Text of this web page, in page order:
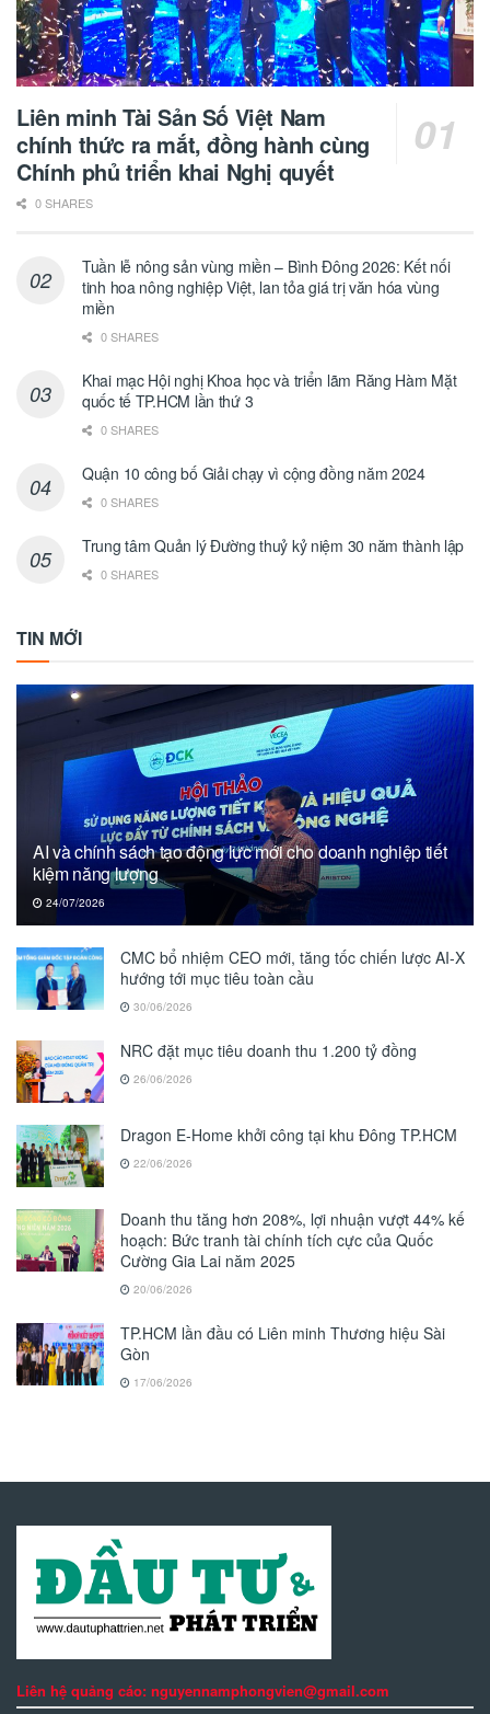
Liên minh Tài Sản Số Việt Nam
chính thức ra mắt, đồng hành cùng
Chính phủ triển khai Nghị quyết
0 SHARES
Tuần lễ nông sản vùng miền – Bình Đông 2026: Kết nối
tinh hoa nông nghiệp Việt, lan tỏa giá trị văn hóa vùng
miền
0 SHARES
Khai mạc Hội nghị Khoa học và triển lãm Răng Hàm Mặt
quốc tế TP.HCM lần thứ 3
0 SHARES
Quận 10 công bố Giải chạy vì cộng đồng năm 2024
0 SHARES
Trung tâm Quản lý Đường thuỷ kỷ niệm 30 năm thành lập
0 SHARES
TIN MỚI
AI và chính sách tạo động lực mới cho doanh nghiệp tiết
kiệm năng lượng
24/07/2026
CMC bổ nhiệm CEO mới, tăng tốc chiến lược AI-X
hướng tới mục tiêu toàn cầu
30/06/2026
NRC đặt mục tiêu doanh thu 1.200 tỷ đồng
26/06/2026
Dragon E-Home khởi công tại khu Đông TP.HCM
22/06/2026
Doanh thu tăng hơn 208%, lợi nhuận vượt 44% kế
hoạch: Bức tranh tài chính tích cực của Quốc
Cường Gia Lai năm 2025
20/06/2026
TP.HCM lần đầu có Liên minh Thương hiệu Sài
Gòn
17/06/2026
Liên hệ quảng cáo: nguyennamphongvien@gmail.com